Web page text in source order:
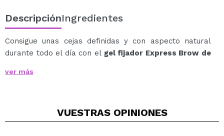
DescripciónIngredientes
Consigue unas cejas definidas y con aspecto natural
durante todo el día con el gel fijador Express Brow de
Su fórmula transparente y resistente peina, rellena y
Gracias a su cepillo de precisión, rellena los huecos y
ver más
VUESTRAS OPINIONES